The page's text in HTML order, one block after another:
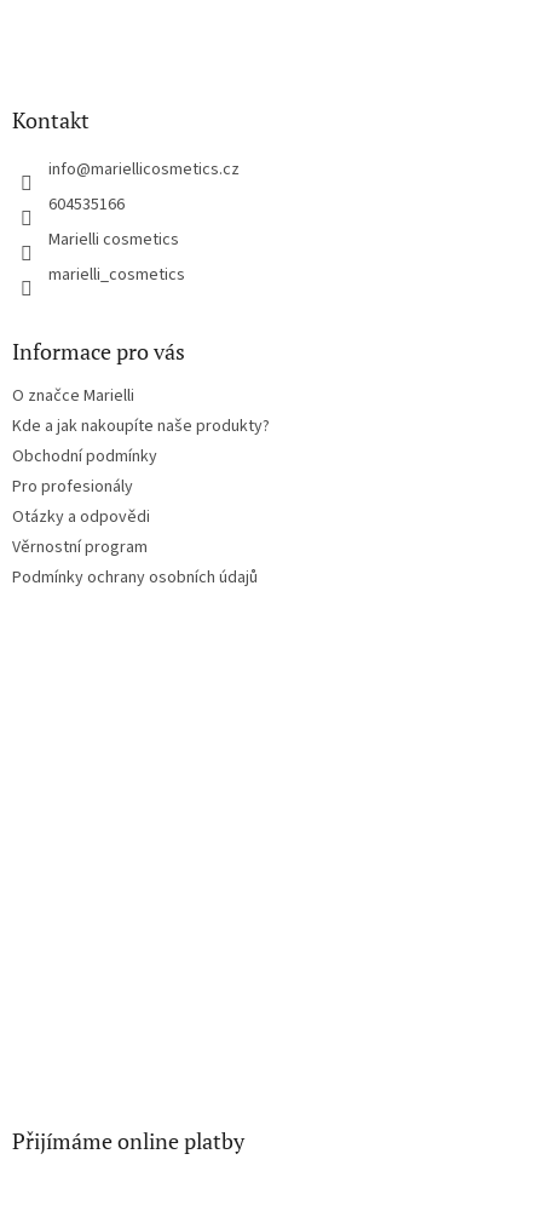
Kontakt
info@mariellicosmetics.cz
604535166
Marielli cosmetics
marielli_cosmetics
Informace pro vás
O značce Marielli
Kde a jak nakoupíte naše produkty?
Obchodní podmínky
Pro profesionály
Otázky a odpovědi
Věrnostní program
Podmínky ochrany osobních údajů
Přijímáme online platby